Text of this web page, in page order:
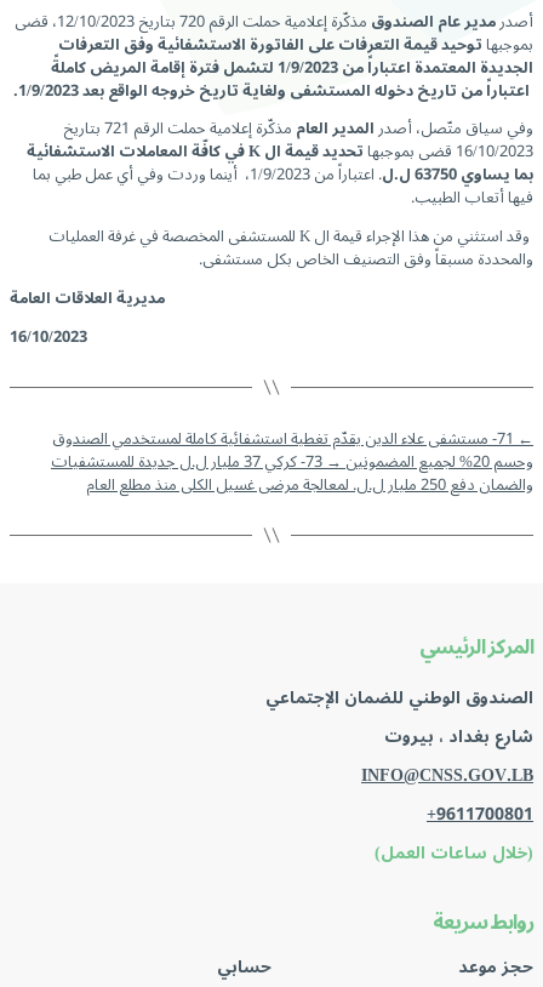
أصدرمدير عام الصندوق مذكّرة إعلامية حملت الرقم 720 بتاريخ 12/10/2023، قضى
بموجبهاتوحيد قيمة التعرفات على الفاتورة الاستشفائية وفق التعرفات
الجديدة المعتمدة اعتباراً من 1/9/2023 لتشمل فترة إقامة المريض كاملةً
اعتباراً من تاريخ دخوله المستشفى ولغاية تاريخ خروجه الواقع بعد 1/9/2023.
وفي سياق متّصل، أصدرالمدير العام مذكّرة إعلامية حملت الرقم 721 بتاريخ
16/10/2023 قضى بموجبها تحديد قيمة الKفي كافّة المعاملات الاستشفائية
بما يساوي 63750 ل.ل . اعتباراً من 1/9/2023، أينما وردت وفي أي عمل طبي بما
فيها أتعاب الطبيب.
وقد استثني من هذا الإجراء قيمة ال K للمستشفى المخصصة في غرفة العمليات
والمحددة مسبقاً وفق التصنيف الخاص بكل مستشفى.
مديرية العلاقات العامة
16/10/2023
← 71- مستشفى علاء الدين يقدّم تغطية استشفائية كاملة لمستخدمي الصندوق
وحسم 20% لجميع المضمونين → 73- كركي 37 مليار ل.ل جديدة للمستشفيات
والضمان دفع 250 مليار ل.ل. لمعالجة مرضى غسيل الكلى منذ مطلع العام
المركز الرئيسي
الصندوق الوطني للضمان الإجتماعي
شارع بغداد ، بيروت
INFO@CNSS.GOV.LB
+9611700801
(خلال ساعات العمل)
روابط سريعة
حجز موعد حسابي